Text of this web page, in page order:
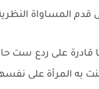
المساواة
قادرة على ردع ست
به المرأة على